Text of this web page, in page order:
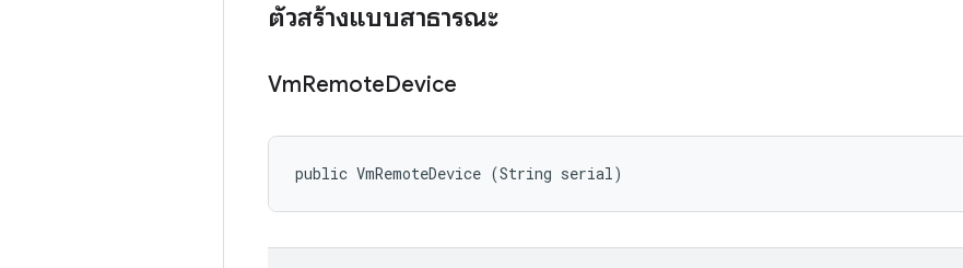
ตัวสร้างแบบสาธารณะ
VmRemoteDevice
public VmRemoteDevice (String serial)